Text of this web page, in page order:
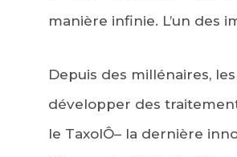
manière infinie. L’un des
Depuis des millénaires,
développer des
le TaxolÔ– la dernière